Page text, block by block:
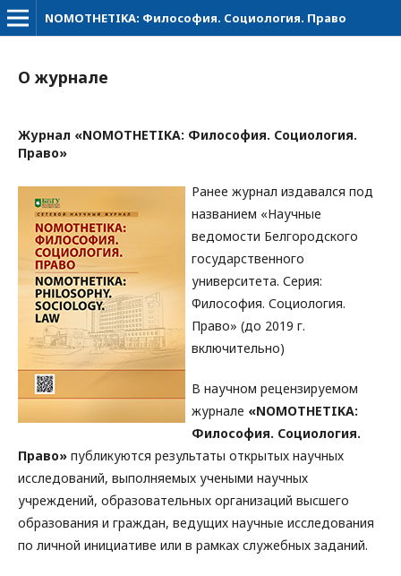
NOMOTHETIKA: Философия. Социология. Право
О журнале
Журнал «NOMOTHETIKA: Философия. Социология.
Право»
Ранее журнал издавался под
названием «Научные
ведомости Белгородского
государственного
университета. Серия:
Философия. Социология.
Право» (до 2019 г.
включительно)
В научном рецензируемом
журнале «NOMOTHETIKA:
Философия. Социология.
Право» публикуются результаты открытых научных
исследований, выполняемых учеными научных
учреждений, образовательных организаций высшего
образования и граждан, ведущих научные исследования
по личной инициативе или в рамках служебных заданий.